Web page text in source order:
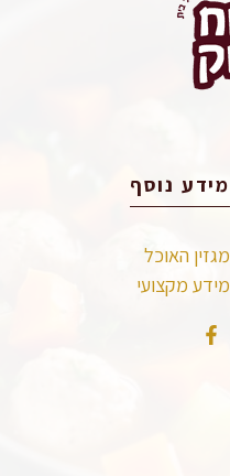
מידע נוסף
מגזין האוכל
מידע מקצועי